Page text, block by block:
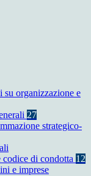
organizzazione e
27
strategico-
di condotta 12
e imprese